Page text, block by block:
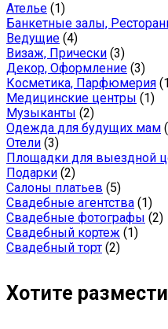
Ателье (1)
Банкетные залы,
Ведущие (4)
Визаж, Прически (3)
Декор, Оформление (3)
Косметика, Парфюмерия
Медицинские центры (1)
Музыканты (2)
Одежда для будущих мам
Отели (3)
Площадки для выездной
Подарки (2)
Салоны платьев (5)
Свадебные агентства (1)
Свадебные фотографы (2)
Свадебный кортеж (1)
Свадебный торт (2)
Хотите